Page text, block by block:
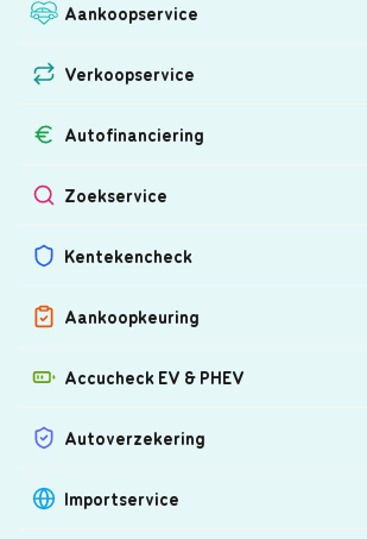
Aankoopservice
Verkoopservice
Autofinanciering
Zoekservice
Kentekencheck
Aankoopkeuring
Accucheck EV & PHEV
Autoverzekering
Importservice